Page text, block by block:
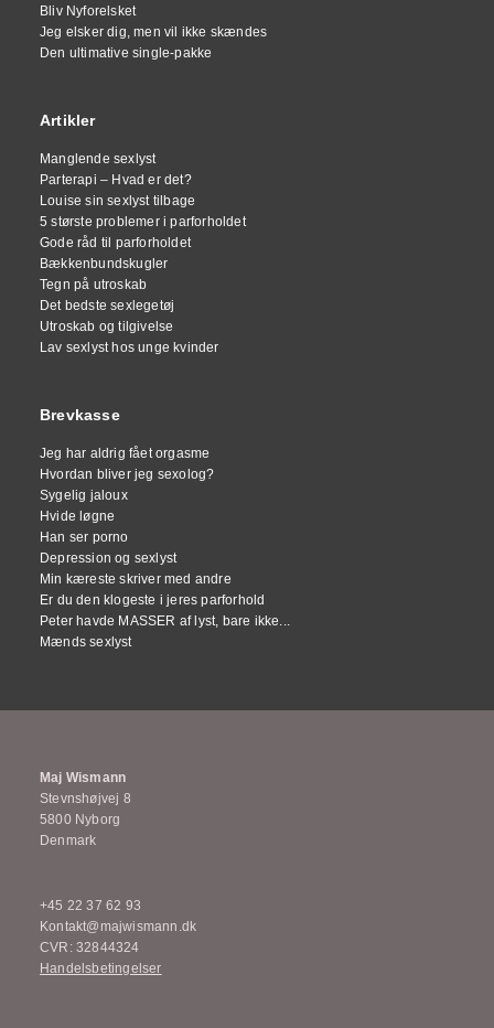
Bliv Nyforelsket
Jeg elsker dig, men vil ikke skændes
Den ultimative single-pakke
Artikler
Manglende sexlyst
Parterapi – Hvad er det?
Louise sin sexlyst tilbage
5 største problemer i parforholdet
Gode råd til parforholdet
Bækkenbundskugler
Tegn på utroskab
Det bedste sexlegetøj
Utroskab og tilgivelse
Lav sexlyst hos unge kvinder
Brevkasse
Jeg har aldrig fået orgasme
Hvordan bliver jeg sexolog?
Sygelig jaloux
Hvide løgne
Han ser porno
Depression og sexlyst
Min kæreste skriver med andre
Er du den klogeste i jeres parforhold
Peter havde MASSER af lyst, bare ikke...
Mænds sexlyst
Maj Wismann
Stevnshøjvej 8
5800 Nyborg
Denmark
+45 22 37 62 93
Kontakt@majwismann.dk
CVR: 32844324
Handelsbetingelser